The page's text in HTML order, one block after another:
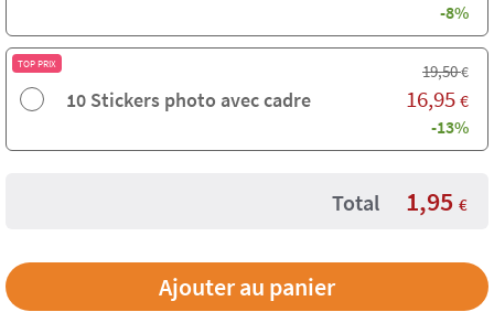
-8%
TOP PRIX
10 Stickers photo avec cadre
19,50€
16,95 €
-13%
Total 1,95 €